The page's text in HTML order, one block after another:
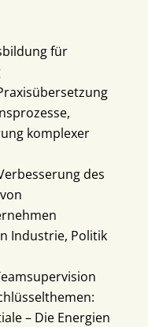
für
komplexer
des
Industrie, Politik
– Die Energien